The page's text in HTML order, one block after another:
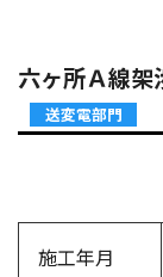
六ヶ所Ａ線
送変電部門
施工年月